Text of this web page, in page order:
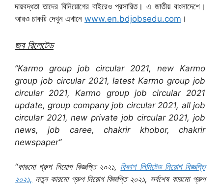
দায়বদ্ধতা তাদের বিনিয়োগের বাইরেও প্রসারিত। এ জাতীয় বাংলাদেশে।
আরও চাকরি দেখুন এখানে www.en.bdjobsedu.com ।
জব রিলেটেড
”Karmo group job circular 2021, new Karmo
group job circular 2021, latest Karmo group job
circular 2021, Karmo group job circular 2021
update, group company job circular 2021, all job
circular 2021, new private job circular 2021, job
news, job caree, chakrir khobor, chakrir
newspaper”
“কারমো গ্রুপ নিয়োগ বিজ্ঞপ্তি ২০২১, বিকাশ লিমিটেড নিয়োগ বিজ্ঞপ্তি
২০২১, নতুন কারমো গ্রুপ নিয়োগ বিজ্ঞপ্তি ২০২১, সর্বশেষ কারমো গ্রুপ